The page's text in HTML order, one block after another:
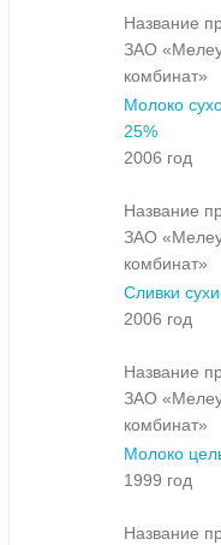
Название
ЗАО
комбинат»
Молоко
25%
2006 год
Название
ЗАО
комбинат»
Сливки
2006 год
Название
ЗАО
комбинат»
Молоко
1999 год
Название